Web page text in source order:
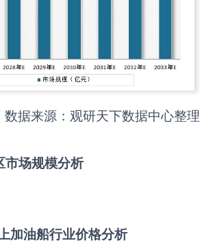
数据来源：观研天下数据中心整理
市场规模分析
加油船行业价格分析